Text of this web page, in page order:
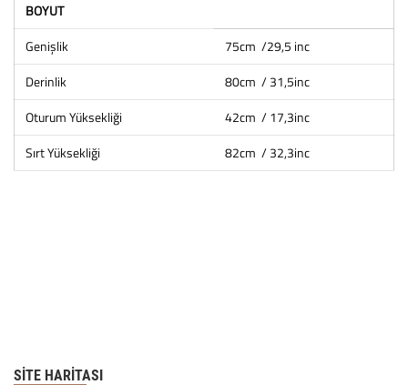
BOYUT
Genişlik
75cm /29,5 inc
Derinlik
80cm / 31,5inc
Oturum Yüksekliği
42cm / 17,3inc
Sırt Yüksekliği
82cm / 32,3inc
SITE HARITASI